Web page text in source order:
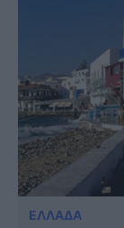
ΕΛΛΑΔΑ